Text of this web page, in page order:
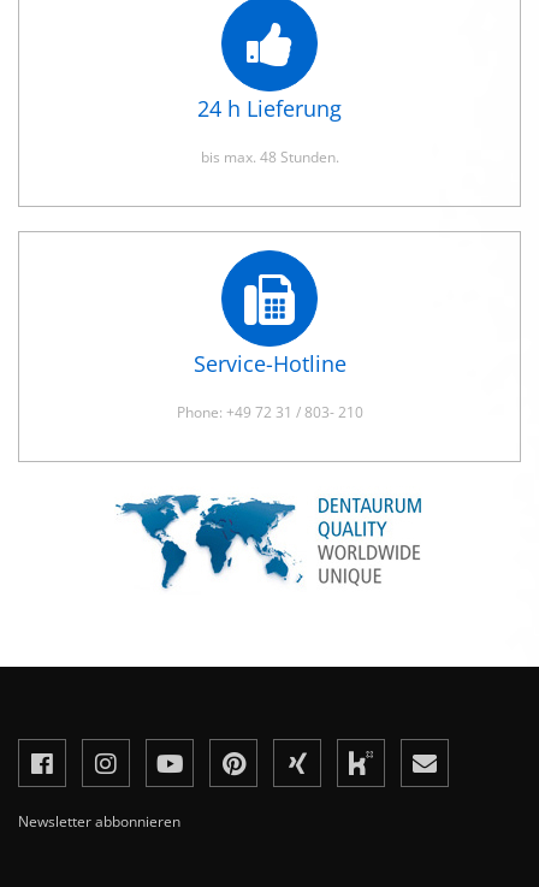
24 h Lieferung
bis max. 48 Stunden.
Service-Hotline
Phone: +49 72 31 / 803- 210
Newsletter abbonnieren